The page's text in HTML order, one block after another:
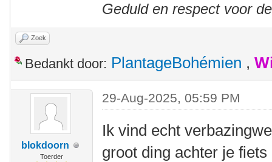
Geduld en respect voor
Zoek
Bedankt door: PlantageBohémien ,
blokdoorn
Toerder
29-Aug-2025, 05:59 PM
Ik vind echt
groot ding achter je